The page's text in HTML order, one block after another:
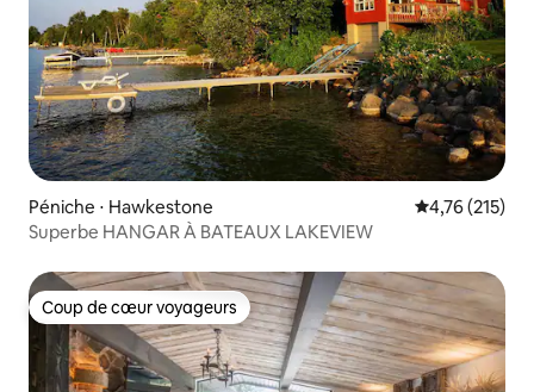
Péniche ⋅ Hawkestone Évaluation
4,76 (215)
Superbe HANGAR À BATEAUX LAKEVIEW
Coup de cœur voyageurs
Coup de cœur voyageurs